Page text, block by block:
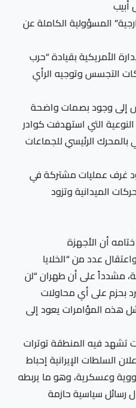
أبيب
المسؤولية الكاملة عن
الأمريكية بقيادة “حرب
التجسس وتوجيه الرأي
إلى وجود بصمات واضحة
التي استهدفت كوادر
بالمحرك الرئيسي للجماعات
غرف عمليات مشتركة في
الميدانية وتزود
أن الأجهزة
عدد من “الخلايا
مشدداً على أن طهران “لن
بحزم على أي محاولات
هذه المؤامرات يعود إلى
تشهد فيه المنطقة توترات
السلطات الإيرانية إحباط
وعسكرية، وهو ما يربطه
رسائل سياسية حازمة